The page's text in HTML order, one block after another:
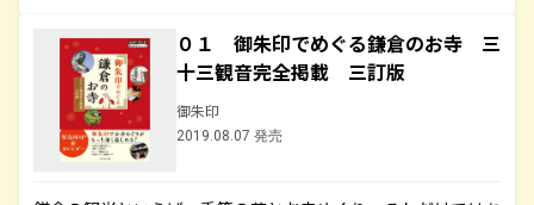
０１ 御朱印でめぐる鎌倉のお寺 三
十三観音完全掲載 三訂版
御朱印
2019.08.07 発売